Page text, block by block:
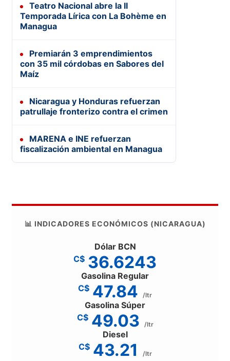
Teatro Nacional abre la II
Temporada Lírica con La Bohème en
Managua
Premiarán 3 emprendimientos
con 35 mil córdobas en Sabores del
Maíz
Nicaragua y Honduras refuerzan
patrullaje fronterizo contra el crimen
MARENA e INE refuerzan
fiscalización ambiental en Managua
📊 INDICADORES ECONÓMICOS (NICARAGUA)
Dólar BCN
C$ 36.6243
Gasolina Regular
C$ 47.84 /ltr
Gasolina Súper
C$ 49.03 /ltr
Diesel
C$ 43.21 /ltr